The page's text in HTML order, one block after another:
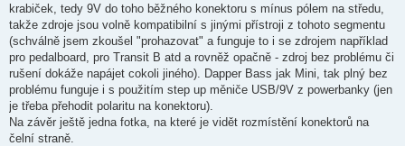
krabiček, tedy 9V do toho běžného konektoru s mínus pólem na středu,
takže zdroje jsou volně kompatibilní s jinými přístroji z tohoto segmentu
(schválně jsem zkoušel "prohazovat" a funguje to i se zdrojem například
pro pedalboard, pro Transit B atd a rovněž opačně - zdroj bez problému či
rušení dokáže napájet cokoli jiného). Dapper Bass jak Mini, tak plný bez
problému funguje i s použitím step up měniče USB/9V z powerbanky (jen
je třeba přehodit polaritu na konektoru).
Na závěr ještě jedna fotka, na které je vidět rozmístění konektorů na
čelní straně.